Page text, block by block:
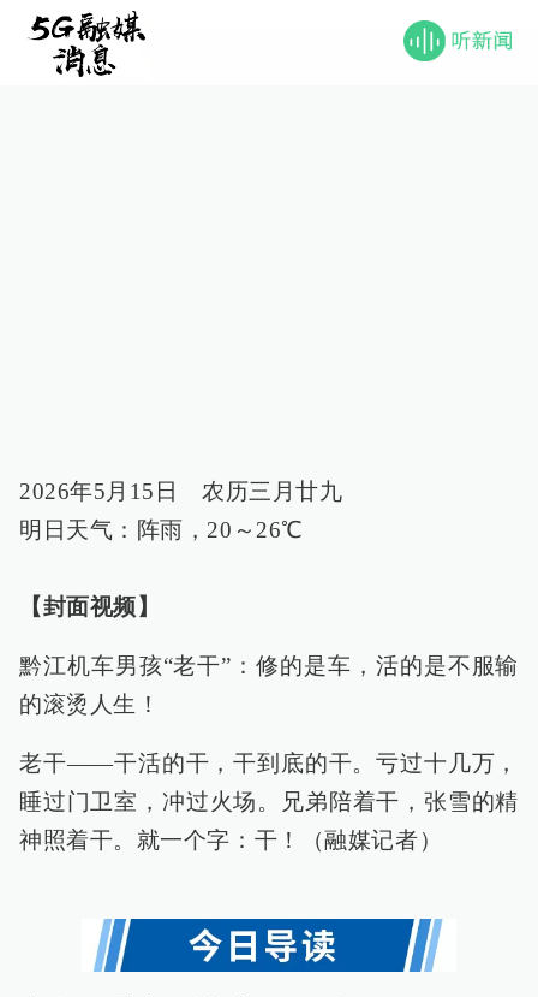
2026年5月15日 农历三月廿九
明日天气：阵雨，20～26℃
【封面视频】
黔江机车男孩“老干”：修的是车，活的是不服输
的滚烫人生！
老干——干活的干，干到底的干。亏过十几万，
睡过门卫室，冲过火场。兄弟陪着干，张雪的精
神照着干。就一个字：干！（融媒记者）